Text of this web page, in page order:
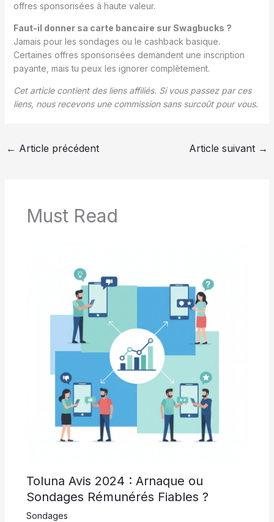
offres sponsorisées à haute valeur.
Faut-il donner sa carte bancaire sur Swagbucks ?
Jamais pour les sondages ou le cashback basique.
Certaines offres sponsorisées demandent une inscription
payante, mais tu peux les ignorer complètement.
Cet article contient des liens affiliés. Si vous passez par ces
liens, nous recevons une commission sans surcoût pour vous.
← Article précédent Article suivant →
Must Read
Toluna Avis 2024 : Arnaque ou
Sondages Rémunérés Fiables ?
Sondages